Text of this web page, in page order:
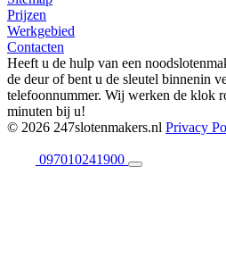
Prijzen
Werkgebied
Contacten
Heeft u de hulp van een
de deur of bent u de sleutel binnenin
telefoonnummer. Wij werken de klok
minuten bij u!
© 2026 247slotenmakers.nl Privacy
097010241900